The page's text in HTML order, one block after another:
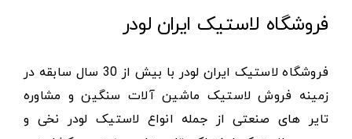
فروشگاه لاستیک ایران لودر
فروشگاه لاستیک ایران لودر با بیش از 30 سال سابقه در
زمینه فروش لاستیک ماشین آلات سنگین و مشاوره
تایر های صنعتی از جمله انواع لاستیک لودر نخی و